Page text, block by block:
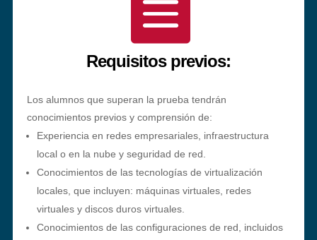
Requisitos previos:
Los alumnos que superan la prueba tendrán
conocimientos previos y comprensión de:
Experiencia en redes empresariales, infraestructura
local o en la nube y seguridad de red.
Conocimientos de las tecnologías de virtualización
locales, que incluyen: máquinas virtuales, redes
virtuales y discos duros virtuales.
Conocimientos de las configuraciones de red, incluidos